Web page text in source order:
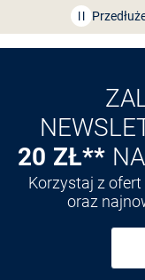
20 ZŁ**
Korzystaj z
oraz